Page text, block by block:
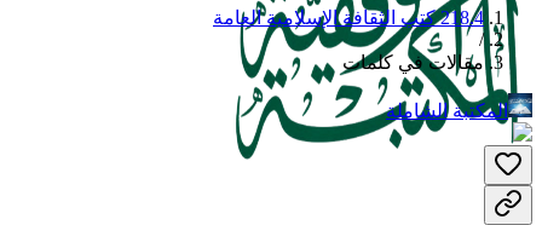
218.4 كتب الثقافة الإسلامية العامة
/
مقالات في كلمات
المكتبة الشاملة